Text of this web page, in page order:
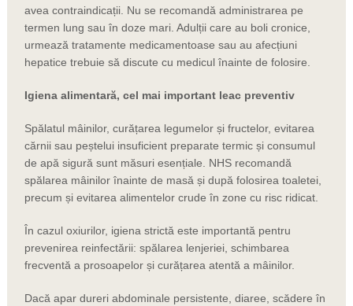
avea contraindicații. Nu se recomandă administrarea pe
termen lung sau în doze mari. Adulții care au boli cronice,
urmează tratamente medicamentoase sau au afecțiuni
hepatice trebuie să discute cu medicul înainte de folosire.
Igiena alimentară, cel mai important leac preventiv
Spălatul mâinilor, curățarea legumelor și fructelor, evitarea
cărnii sau peștelui insuficient preparate termic și consumul
de apă sigură sunt măsuri esențiale. NHS recomandă
spălarea mâinilor înainte de masă și după folosirea toaletei,
precum și evitarea alimentelor crude în zone cu risc ridicat.
În cazul oxiurilor, igiena strictă este importantă pentru
prevenirea reinfectării: spălarea lenjeriei, schimbarea
frecventă a prosoapelor și curățarea atentă a mâinilor.
Dacă apar dureri abdominale persistente, diaree, scădere în